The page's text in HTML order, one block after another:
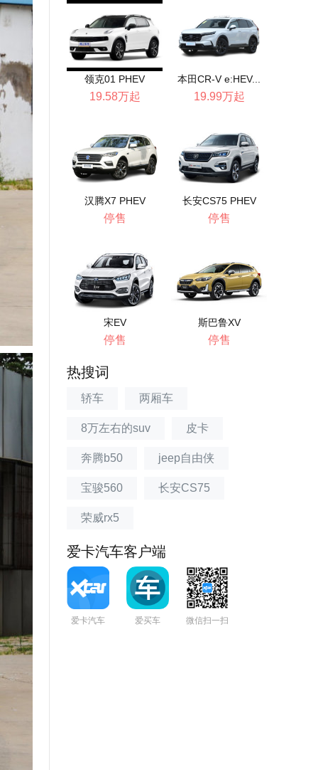
领克01 PHEV
19.58万起
本田CR-V e:HEV...
19.99万起
汉腾X7 PHEV
停售
长安CS75 PHEV
停售
宋EV
停售
斯巴鲁XV
停售
热搜词
轿车 两厢车
8万左右的suv 皮卡
奔腾b50 jeep自由侠
宝骏560 长安CS75
荣威rx5
爱卡汽车客户端
爱卡汽车 爱买车 微信扫一扫